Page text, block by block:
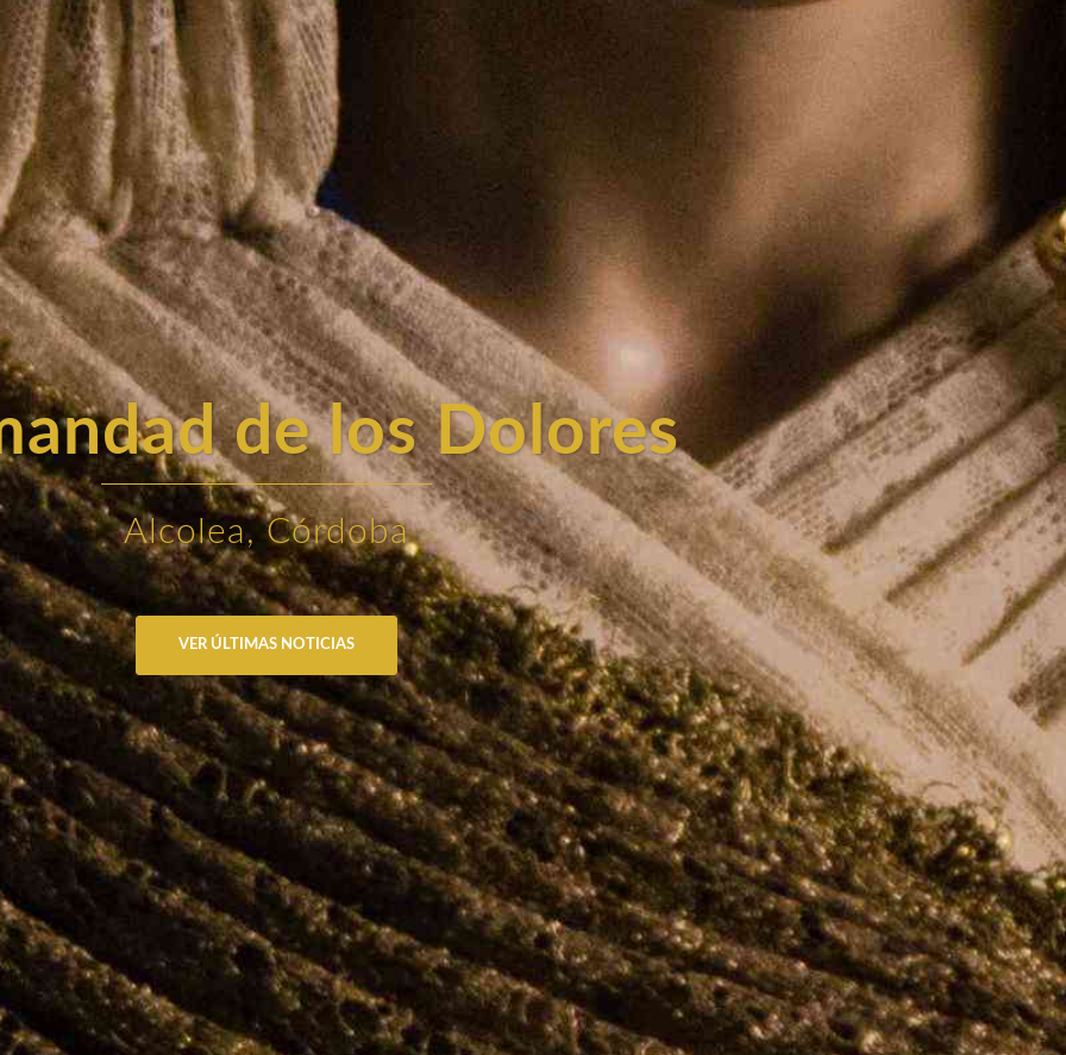
de los Dolores
Alcolea, Córdoba
VER ÚLTIMAS NOTICIAS